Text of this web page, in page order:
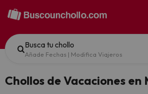
Busca tu chollo
Añade Fechas | Modifica Viajeros
Chollos de Vacaciones en